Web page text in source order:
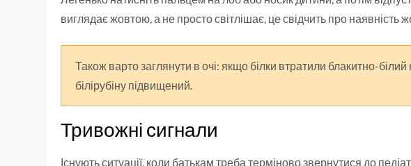
виглядає жовтою, а не просто світлішає, це свідчить про наявність
Також варто заглянути в очі: якщо білки втратили блакитно-білий
білірубіну підвищений.
Тривожні сигнали
Існують ситуації, коли батькам треба терміново звернутися до